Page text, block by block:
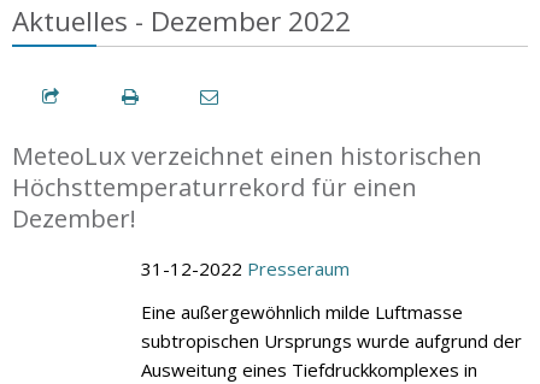
Aktuelles - Dezember 2022
MeteoLux verzeichnet einen historischen
Höchsttemperaturrekord für einen
Dezember!
31-12-2022 Presseraum
Eine außergewöhnlich milde Luftmasse
subtropischen Ursprungs wurde aufgrund der
Ausweitung eines Tiefdruckkomplexes in